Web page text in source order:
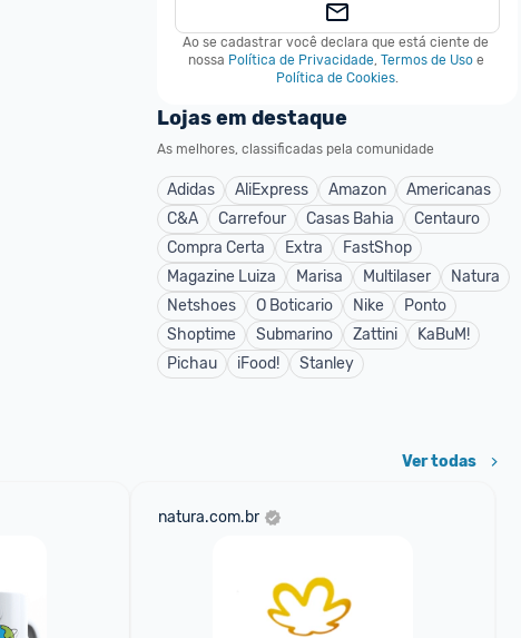
Ao se cadastrar você declara que está ciente de
nossa Política de Privacidade, Termos de Uso e
Política de Cookies.
Lojas em destaque
As melhores, classificadas pela comunidade
Adidas AliExpress Amazon
Americanas
C&A
Carrefour Casas Bahia
Centauro
Compra Certa
Extra
FastShop
Magazine Luiza
Marisa Multilaser
Natura
Netshoes
O Boticario Nike
Ponto
Shoptime
Submarino Zattini
KaBuM!
Pichau
iFood! Stanley
Ver todas
natura.com.br